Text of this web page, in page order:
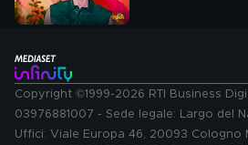
Copyright ©1999-2026 RTI Business
03976881007 - Sede legale: Largo del
Uffici: Viale Europa 46, 20093 Cologno